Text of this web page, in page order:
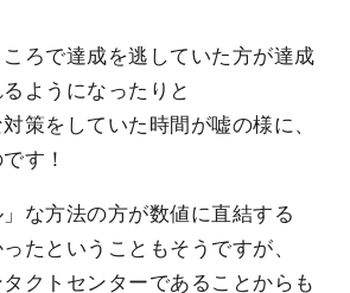
ろで達成を逃していた方が達成
ようになったりと
策をしていた時間が嘘の様に、
す！
な方法の方が数値に直結する
たということもそうですが、
クトセンターであることからも